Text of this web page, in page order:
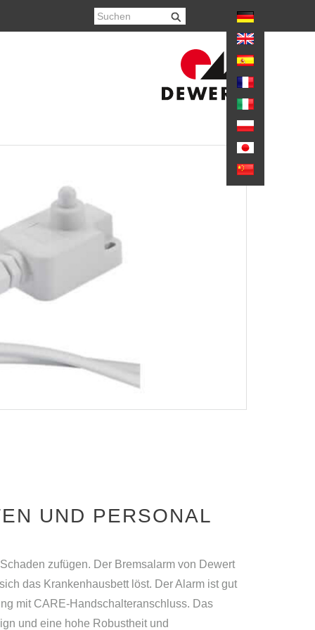
UND PERSONAL
zufügen. Der Bremsalarm von Dewert
das Krankenhausbett löst. Der Alarm ist gut
mit CARE-Handschalteranschluss. Das
und eine hohe Robustheit und